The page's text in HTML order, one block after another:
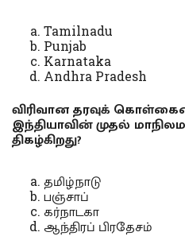
Tamilnadu
Punjab
Karnataka
Andhra Pradesh
விரிவான தரவுக்
இந்தியாவின் முதல்
திகழ்கிறது?
தமிழ்நாடு
பஞ்சாப்
கர்நாடகா
ஆந்திரப் பிரதேசம்